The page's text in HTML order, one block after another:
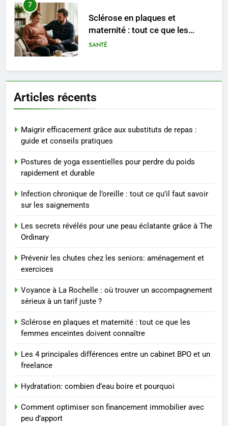
7
Sclérose en plaques et
maternité : tout ce que les
femmes enceintes doivent
SANTÉ
8
entre un cabinet BPO et un
freelance
ENTREPRISE
1
substituts de repas : guide et
conseils pratiques
2
pour perdre du poids
3
Infection chronique de l’oreille :
tout ce qu’il faut savoir sur les
Les secrets révélés pour une
SANTÉ
5
Articles récents
Maigrir efficacement grâce aux substituts de repas :
guide et conseils pratiques
Postures de yoga essentielles pour perdre du poids
rapidement et durable
Infection chronique de l’oreille : tout ce qu’il faut savoir
sur les saignements
Les secrets révélés pour une peau éclatante grâce à The
Ordinary
Prévenir les chutes chez les seniors: aménagement et
exercices
Voyance à La Rochelle : où trouver un accompagnement
sérieux à un tarif juste ?
Sclérose en plaques et maternité : tout ce que les
femmes enceintes doivent connaître
Les 4 principales différences entre un cabinet BPO et un
freelance
Hydratation: combien d’eau boire et pourquoi
Comment optimiser son financement immobilier avec
peu d’apport